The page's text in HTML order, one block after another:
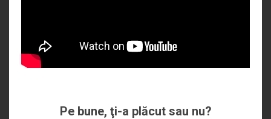
Pe bune, ţi-a plăcut sau nu?